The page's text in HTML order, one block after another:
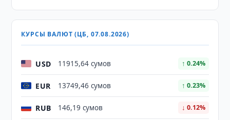
КУРСЫ ВАЛЮТ (ЦБ, 07.08.2026)
USD 11915,64 сумов ↑ 0.24%
EUR 13749,46 сумов ↑ 0.23%
RUB 146,19 сумов ↓ 0.12%